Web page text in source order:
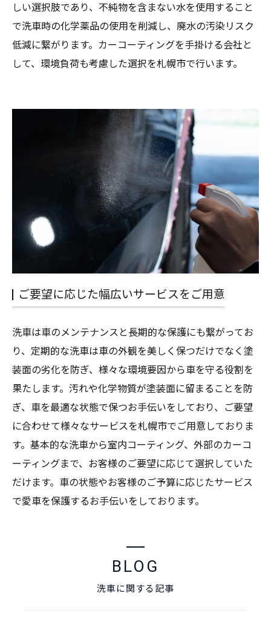
しい選択肢であり、不純物を含まない水を使用すること
で洗車時の化学薬品の使用を削減し、廃水の汚染リスク
低減に繋がります。カーコーティングを手掛ける会社と
して、環境負荷も考慮した選択を札幌市で行います。
ご要望に応じた幅広いサービスをご用意
洗車は車のメンテナンスと長期的な保護にも繋がってお
り、定期的な洗車は車の外観を美しく保つだけでなく塗
装面の劣化を防ぎ、様々な環境要因から車を守る役割を
果たします。汚れや化学物質が塗装面に留まることを防
ぎ、車を最適な状態で保つお手伝いをしており、ご要望
に合わせて様々なサービスを札幌市でご用意しておりま
す。基本的な洗車から室内コーティング、外部のカーコ
ーティングまで、お客様のご要望に応じて選択していた
だけます。車の状態やお客様のご予算に応じたサービス
で愛車を保護するお手伝いをしております。
BLOG
洗車に関する記事